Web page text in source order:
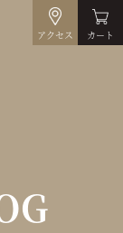
アクセス カート